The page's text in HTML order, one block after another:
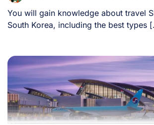
You will gain knowledge about travel
South Korea, including the best types